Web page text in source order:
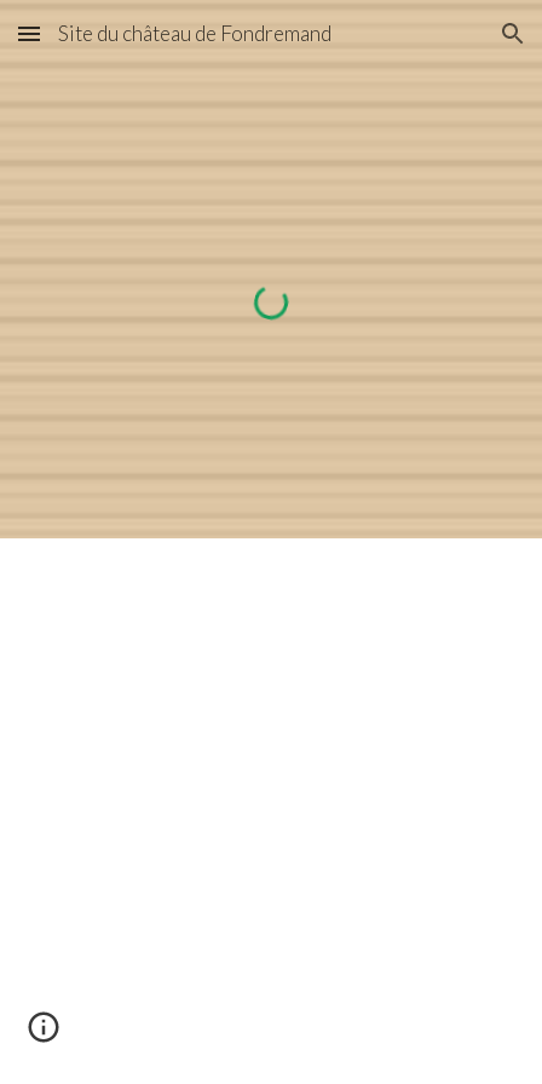
Skip to main content Skip to navigation
Site du château de Fondremand